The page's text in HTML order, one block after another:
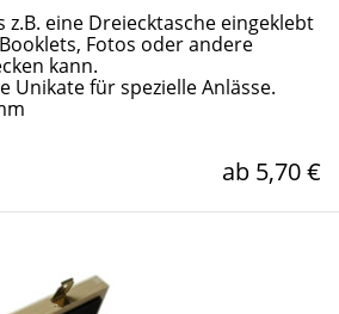
z.B. eine Dreiecktasche eingeklebt
Fotos oder andere
kann.
Unikate für spezielle Anlässe.
ab 5,70 €